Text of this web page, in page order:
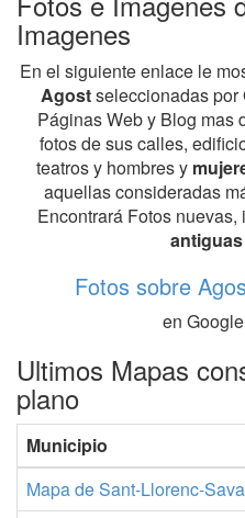
Imagenes
En el siguiente enlace le
Agostseleccionadas por
Páginas Web y Blog mas
fotos de sus calles,
teatros y hombres y
aquellas consideradas
Encontrará Fotos
Fotos sobre
en
Ultimos Mapas
plano
Municipio
Mapa de Sant-Llorenc-